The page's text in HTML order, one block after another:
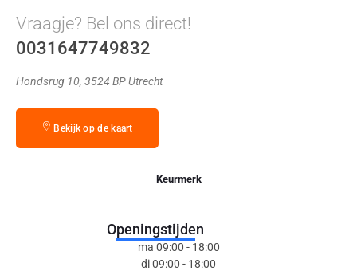
Vraagje? Bel ons direct!
0031647749832
Hondsrug 10, 3524 BP Utrecht
Bekijk op de kaart
Keurmerk
Openingstijden
ma 09:00 - 18:00
di 09:00 - 18:00